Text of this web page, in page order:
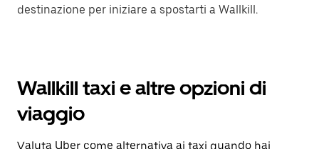
destinazione per iniziare a spostarti a Wallkill.
Wallkill taxi e altre opzioni di
viaggio
Valuta Uber come alternativa ai taxi quando hai